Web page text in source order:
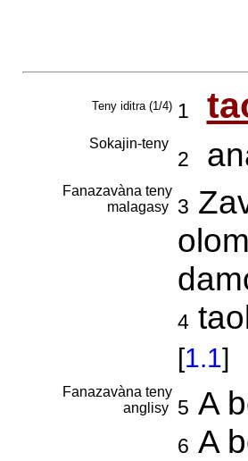
Teny iditra (1/4) 1
Sokajin-teny
2
Fanazavàna teny
malagasy
3
4
[1.1]
Fanazavàna teny
anglisy
5 A
6 A